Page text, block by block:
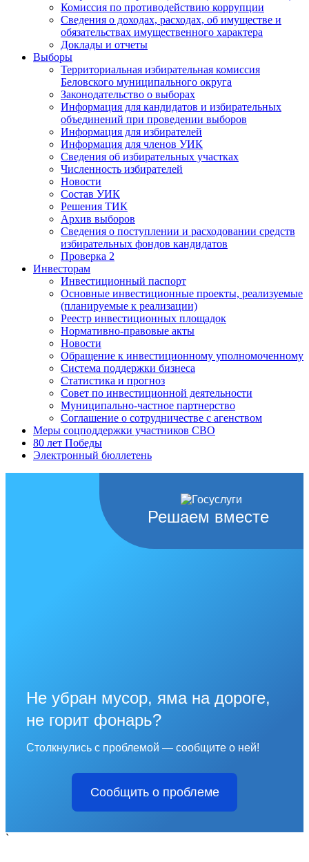
Комиссия по противодействию коррупции
Сведения о доходах, расходах, об имуществе и
обязательствах имущественного характера
Доклады и отчеты
Выборы
Территориальная избирательная комиссия
Беловского муниципального округа
Законодательство о выборах
Информация для кандидатов и избирательных
объединений при проведении выборов
Информация для избирателей
Информация для членов УИК
Сведения об избирательных участках
Численность избирателей
Новости
Состав УИК
Решения ТИК
Архив выборов
Сведения о поступлении и расходовании средств
избирательных фондов кандидатов
Проверка 2
Инвесторам
Инвестиционный паспорт
Основные инвестиционные проекты, реализуемые
(планируемые к реализации)
Реестр инвестиционных площадок
Нормативно-правовые акты
Новости
Обращение к инвестиционному уполномоченному
Система поддержки бизнеса
Статистика и прогноз
Совет по инвестиционной деятельности
Муниципально-частное партнерство
Соглашение о сотрудничестве с агенством
Меры соцподдержки участников СВО
80 лет Победы
Электронный бюллетень
Решаем вместе
Не убран мусор, яма на дороге,
не горит фонарь?
Столкнулись с проблемой — сообщите о ней!
Сообщить о проблеме
`